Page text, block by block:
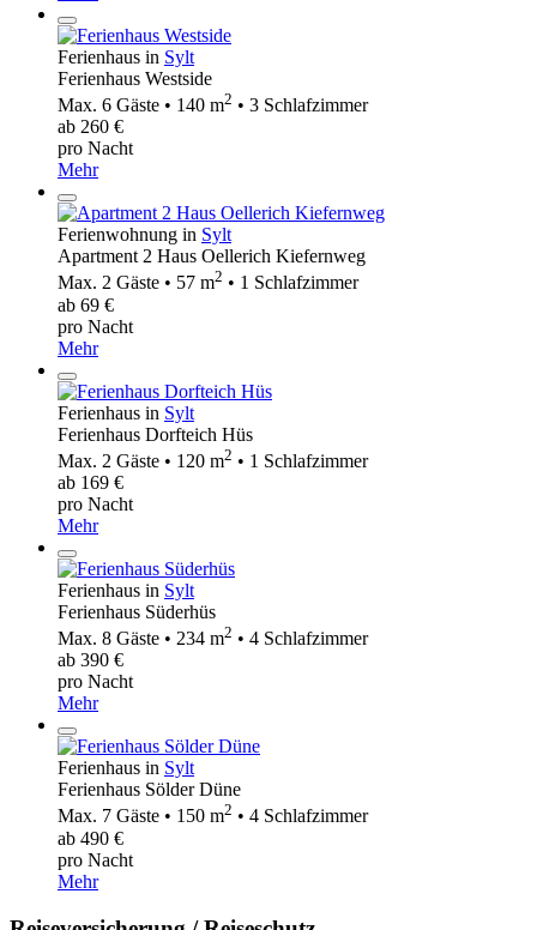
Ferienhaus in Sylt
Ferienhaus Westside
Max. 6 Gäste • 140 m2 • 3 Schlafzimmer
ab 260 €
pro Nacht
Mehr
Ferienwohnung in Sylt
Apartment 2 Haus Oellerich Kiefernweg
Max. 2 Gäste • 57 m2 • 1 Schlafzimmer
ab 69 €
pro Nacht
Mehr
Ferienhaus in Sylt
Ferienhaus Dorfteich Hüs
Max. 2 Gäste • 120 m2 • 1 Schlafzimmer
ab 169 €
pro Nacht
Mehr
Ferienhaus in Sylt
Ferienhaus Süderhüs
Max. 8 Gäste • 234 m2 • 4 Schlafzimmer
ab 390 €
pro Nacht
Mehr
Ferienhaus in Sylt
Ferienhaus Sölder Düne
Max. 7 Gäste • 150 m2 • 4 Schlafzimmer
ab 490 €
pro Nacht
Mehr